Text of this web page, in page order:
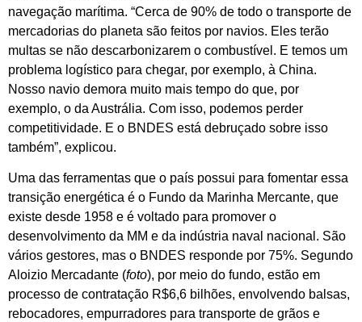
navegação marítima. “Cerca de 90% de todo o transporte de
mercadorias do planeta são feitos por navios. Eles terão
multas se não descarbonizarem o combustível. E temos um
problema logístico para chegar, por exemplo, à China.
Nosso navio demora muito mais tempo do que, por
exemplo, o da Austrália. Com isso, podemos perder
competitividade. E o BNDES está debruçado sobre isso
também”, explicou.
Uma das ferramentas que o país possui para fomentar essa
transição energética é o Fundo da Marinha Mercante, que
existe desde 1958 e é voltado para promover o
desenvolvimento da MM e da indústria naval nacional. São
vários gestores, mas o BNDES responde por 75%. Segundo
Aloizio Mercadante (foto), por meio do fundo, estão em
processo de contratação R$6,6 bilhões, envolvendo balsas,
rebocadores, empurradores para transporte de grãos e